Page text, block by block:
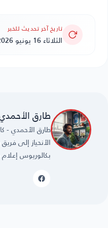
تاريخ آخر تحديث للخبر
الثلاثاء 16 يونيو 2026 - 4:29 صباحًا
طارق
طارق الأحمدي -
الأنحياز إلى
بكالوريوس إعلام جامعة القاهرة عام